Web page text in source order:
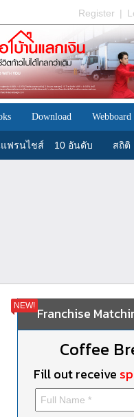
Register |
Download Webboard
ฟรนไชส์ 10 อันดับ สถิติ
NEW! Franchise
Coffee
Fill out receive